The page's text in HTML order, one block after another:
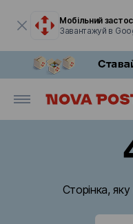
Мобільний
Завантажуй в
Сторінка,